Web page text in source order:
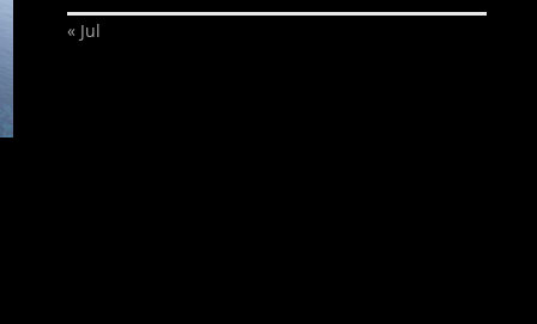
« Jul